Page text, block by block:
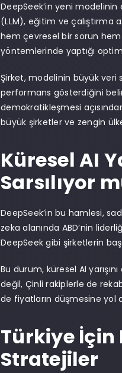
DeepSeek’in yeni
(LLM), eğitim ve çalıştırma
hem çevresel bir sorun
yöntemlerinde yaptığı
Şirket, modelinin büyük veri
performans gösterdiğini
demokratikleşmesi
büyük şirketler ve zengin
Küresel AI
Sarsılıyor
DeepSeek’in bu hamlesi,
zeka alanında ABD’nin
DeepSeek gibi şirketlerin
Bu durum, küresel AI
değil, Çinli rakiplerle de
de fiyatların düşmesine yol
Türkiye İçin
Stratejiler